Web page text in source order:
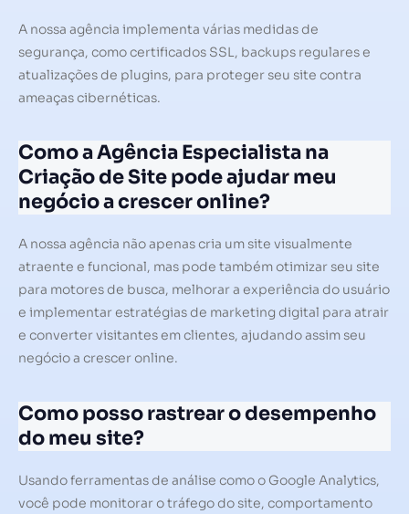
A nossa agência implementa várias medidas de
segurança, como certificados SSL, backups regulares e
atualizações de plugins, para proteger seu site contra
ameaças cibernéticas.
Como a Agência Especialista na
Criação de Site pode ajudar meu
negócio a crescer online?
A nossa agência não apenas cria um site visualmente
atraente e funcional, mas pode também otimizar seu site
para motores de busca, melhorar a experiência do usuário
e implementar estratégias de marketing digital para atrair
e converter visitantes em clientes, ajudando assim seu
negócio a crescer online.
Como posso rastrear o desempenho
do meu site?
Usando ferramentas de análise como o Google Analytics,
você pode monitorar o tráfego do site, comportamento